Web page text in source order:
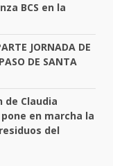
BCS en la
JORNADA DE
DE SANTA
de Claudia
en marcha la
del